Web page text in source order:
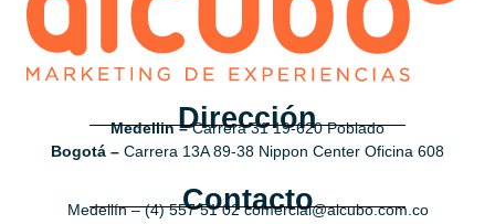
Dirección
Medellin –Carrera 31 19-620 Poblado
Bogotá – Carrera 13A 89-38 Nippon Center Oficina 608
Contacto
Medellín – (4) 557 51 02 comercial@alcubo.com.co